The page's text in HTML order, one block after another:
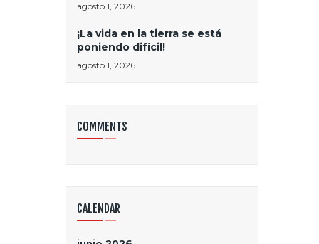
agosto 1, 2026
¡La vida en la tierra se está
poniendo difícil!
agosto 1, 2026
COMMENTS
CALENDAR